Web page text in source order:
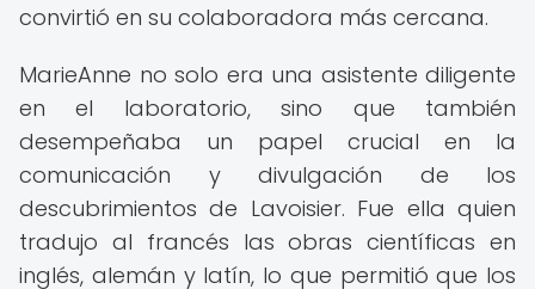
convirtió en su colaboradora más cercana.
MarieAnne no solo era una asistente diligente
en el laboratorio, sino que también
desempeñaba un papel crucial en la
comunicación y divulgación de los
descubrimientos de Lavoisier. Fue ella quien
tradujo al francés las obras científicas en
inglés, alemán y latín, lo que permitió que los